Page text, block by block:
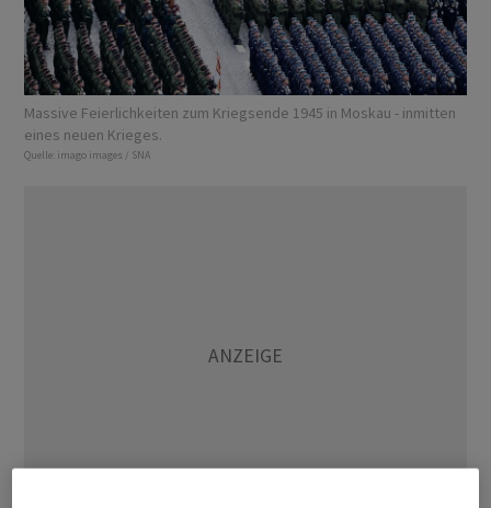
Massive Feierlichkeiten zum Kriegsende 1945 in Moskau - inmitten
eines neuen Krieges.
Quelle: imago images / SNA